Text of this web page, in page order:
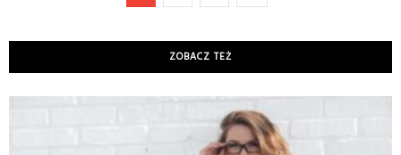
ZOBACZ TEŻ